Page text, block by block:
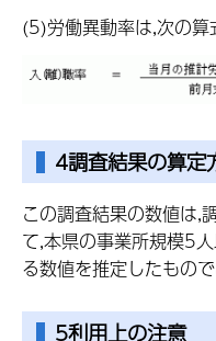
(5)労働異動率は,次の算
4調査結果の算定
この調査結果の数値は,
て,本県の事業所規模5
る数値を推定したもので
5利用上の注意